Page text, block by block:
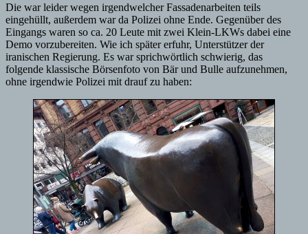
Die war leider wegen irgendwelcher Fassadenarbeiten teils
eingehüllt, außerdem war da Polizei ohne Ende. Gegenüber des
Eingangs waren so ca. 20 Leute mit zwei Klein-LKWs dabei eine
Demo vorzubereiten. Wie ich später erfuhr, Unterstützer der
iranischen Regierung. Es war sprichwörtlich schwierig, das
folgende klassische Börsenfoto von Bär und Bulle aufzunehmen,
ohne irgendwie Polizei mit drauf zu haben: